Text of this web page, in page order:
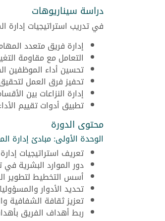
دراسة سيناريوهات
في تدريب استراتيجيات إدارة
إدارة فريق متعدد
التعامل مع مقاومة
تحسين أداء الموظفين
تحفيز فرق العمل
إدارة النزاعات بين
تطبيق أدوات تقييم
محتوى الدورة
الوحدة الأولى: مبادئ إدارة
تعريف استراتيجيات
دور الموارد البشرية في
أسس التخطيط لتطوير
تحديد الأدوار
تعزيز ثقافة الشفافية
ربط أهداف الفريق